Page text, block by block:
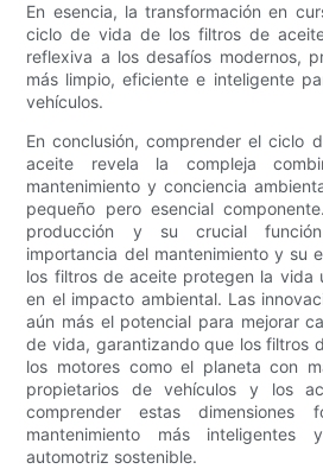
En esencia, la transformación en
ciclo de vida de los filtros de
reflexiva a los desafíos modernos,
más limpio, eficiente e inteligente
vehículos.
En conclusión, comprender el ciclo
aceite revela la compleja
mantenimiento y conciencia
pequeño pero esencial
producción y su crucial
importancia del mantenimiento y su
los filtros de aceite protegen la vida
en el impacto ambiental. Las
aún más el potencial para mejorar
de vida, garantizando que los filtros
los motores como el planeta con
propietarios de vehículos y los
comprender estas dimensiones
mantenimiento más
automotriz sostenible.